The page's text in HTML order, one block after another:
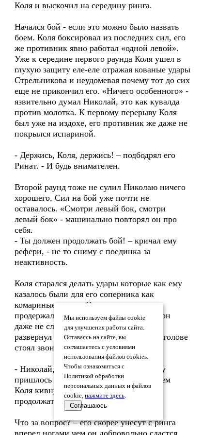
Коля и выскочил на середину ринга.
Начался бой - если это можно было назвать
боем. Коля боксировал из последних сил, его
же противник явно работал «одной левой».
Уже к середине первого раунда Коля ушел в
глухую защиту еле-еле отражая кованые удары
Стрельникова и неудомевая почему тот до сих
еще не прикончил его. «Ничего особенного» -
язвительно думал Николай, это как кувалда
против молотка. К первому перерыву Коля
был уже на издохе, его противник же даже не
покрылся испариной.
- Держись, Коля, держись! – подбодрял его
Ринат. - И будь внимателен.
Второй раунд тоже не сулил Николаю ничего
хорошего. Сил на бой уже почти не
оставалось. «Смотри левый бок, смотри
левый бок» - машинально повторял он про
себя.
- Ты должен продолжать бой! – кричал ему
рефери, - не то сниму с поединка за
неактивность.
Коля старался делать удары которые как ему
казалось были для его соперника как
комариные укусы. Он не знал как он
продержался до конца второго раунда, он
даже не слышал гонга – рефери молча
развернул его и отправил в его угол. В голове
стоял звон.
- Николай, ты меня слышишь? – Ринату
пришлось повторять раз пять прежде чем
Коля кивнул ему в ответ. – Будешь
продолжать бой?
Что за вопрос? – его скорее унесут с ринга
вперед ногами чем он добровольно сдастся.
Мы используем файлы cookie
для улучшения работы сайта.
Оставаясь на сайте, вы
соглашаетесь с условиями
использования файлов cookies.
Чтобы ознакомиться с
Политикой обработки
персональных данных и файлов
cookie, нажмите здесь.
Соглашаюсь